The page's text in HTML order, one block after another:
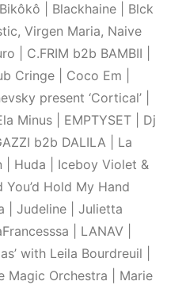
| Blackhaine | Blck
Virgen Maria, Naive
| C.FRIM b2b BAMBII |
Cringe | Coco Em |
present ‘Cortical’ |
Minus | EMPTYSET | Dj
b2b DALILA | La
| Huda | Iceboy Violet &
You’d Hold My Hand
| Judeline | Julietta
| LANAV |
with Leila Bourdreuil |
Magic Orchestra | Marie